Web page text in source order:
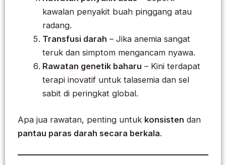
kawalan penyakit buah pinggang atau
radang.
Transfusi darah – Jika anemia sangat
teruk dan simptom mengancam nyawa.
Rawatan genetik baharu – Kini terdapat
terapi inovatif untuk talasemia dan sel
sabit di peringkat global.
Apa jua rawatan, penting untuk konsisten dan
pantau paras darah secara berkala.